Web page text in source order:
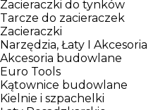
Zacieraczki do tynków
Tarcze do zacieraczek
Zacieraczki
Narzędzia, Łaty I Akcesoria
Akcesoria budowlane
Euro Tools
Kątownice budowlane
Kielnie i szpachelki